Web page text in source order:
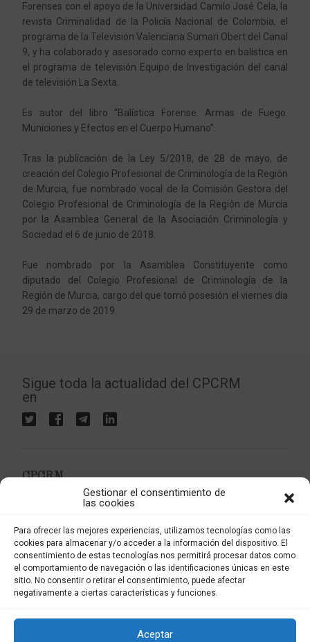
Gestionar el consentimiento de
las cookies
Para ofrecer las mejores experiencias, utilizamos tecnologías como las
cookies para almacenar y/o acceder a la información del dispositivo. El
consentimiento de estas tecnologías nos permitirá procesar datos como
el comportamiento de navegación o las identificaciones únicas en este
sitio. No consentir o retirar el consentimiento, puede afectar
negativamente a ciertas características y funciones.
Aceptar
Forenses con el apoyo de la Universidad Camilo José Cela, la
revista Criminalidad de la Policía Nacional de Colombia, el
programa de la Televisión Valenciana Sumari Obert del Canal
9, y ha colaborado y asesorado como experto en balística en
el programa de televisión Equipo de Investigación del canal
de televisión La Sexta.
Es autor del libro “Balística Forense. Armas de Fuego.
Municiones y Efectos en el Cuerpo Humano”.
Tras la publicación de la Ley 5/2018, de 28 de mayo, de
creación del Colegio Profesional de Criminología de la Región
de Murcia, fue nombrado vocal de la Comisión Gestora del
Colegio Profesional de Criminología de la Región de Murcia
por la Asamblea General de la Asociación Criminología y
Sociedad el 6 de junio de 2018.
Fue nombrado por la Asamblea Constituyente como
diputado del Colegio Profesional de Criminología de la
Región de Murcia, cargo del que tomó posesión el viernes día
29 de marzo de 2019.
Sigue toda la actualidad del CPCRM
en
CPCRM
Colegio Profesional de Criminología de la Región de
Apartado postal 4037
30080 Murcia
info@criminologiarm.com